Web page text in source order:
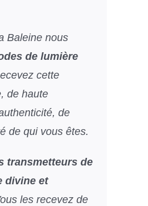
Baleine nous
de lumière
cette
de haute
de
de qui vous êtes.
transmetteurs de
divine et
les recevez de